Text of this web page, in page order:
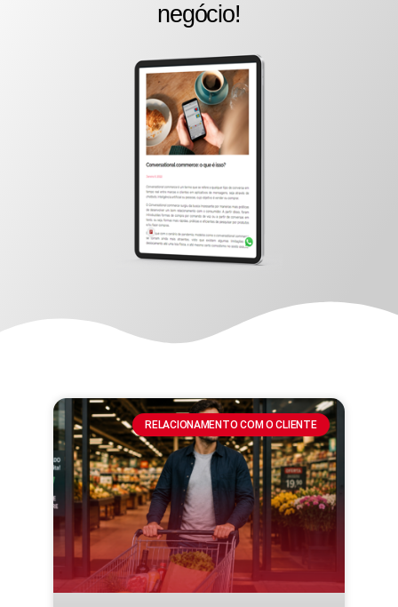
negócio!
RELACIONAMENTO COM O CLIENTE